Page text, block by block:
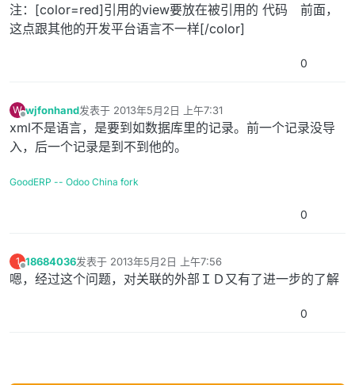
注：[color=red]引用的view要放在被引用的 代码 前面，
这点跟其他的开发平台语言不一样[/color]
0
W
离线
wjfonhand发表于 2013年5月2日 上午7:31
最后由 编辑
xml不是语言，是要到如数据库里的记录。前一个记录没导
入，后一个记录是到不到他的。
GoodERP -- Odoo China fork
0
1
离线
18684036发表于 2013年5月2日 上午7:56
最后由 编辑
嗯，经过这个问题，对关联的外部ＩＤ又有了进一步的了解
0